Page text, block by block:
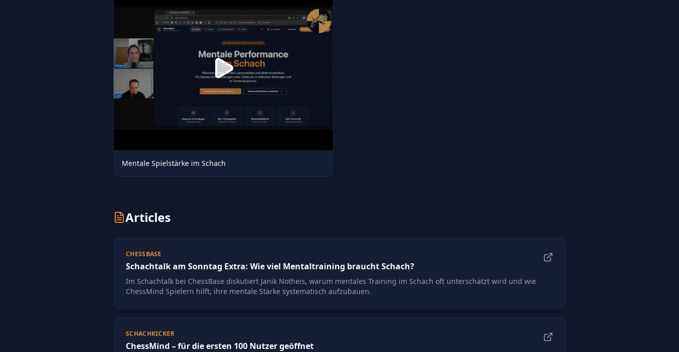
Mentale Spielstärke im Schach
Articles
CHESSBASE
Schachtalk am Sonntag Extra: Wie viel Mentaltraining braucht Schach?
Im Schachtalk bei ChessBase diskutiert Janik Notheis, warum mentales Training im Schach oft unterschätzt wird und wie
ChessMind Spielern hilft, ihre mentale Stärke systematisch aufzubauen.
SCHACHKICKER
ChessMind – für die ersten 100 Nutzer geöffnet